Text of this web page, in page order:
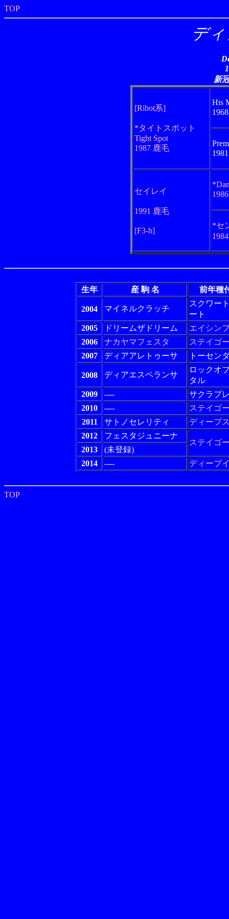
TOP
デ
新
[Ribot系]
*タイトスポット
Tight Spot
1987 鹿毛
His
セイレイ
1991 鹿毛
[F3-h]
*セ
生年 産 駒 名 前年種
2004 マイネルクラッチ
スクワー
ート
2005
ドリームザドリーム
エイシン
2006
ナカヤマフェスタ
ステイゴ
2007
ディアアレトゥーサ トーセン
2008 ディアエスペランサ
ロックオ
タル
2009
----
サクラプ
2010
----
ステイゴ
2011
サトノセレリティ
ディープ
2012
フェスタジュニーナ
ステイゴ
2013
(未登録)
2014
---- ディープ
TOP